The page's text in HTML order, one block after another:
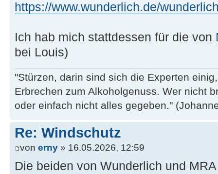
https://www.wunderlich.de/
Ich hab mich stattdessen für die von
bei Louis)
"Stürzen, darin sind sich die Experten
Erbrechen zum Alkoholgenuss. Wer nicht
oder einfach nicht alles gegeben."
Re: Windschutz
von erny » 16.05.2026, 12:59
Die beiden von Wunderlich und